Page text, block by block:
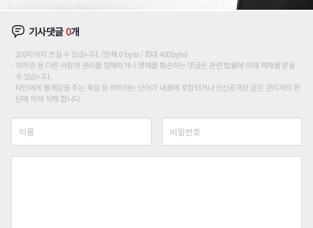
기사댓글0개
200자까지 쓰실 수 있습니다. (현재 0 byte / 최대 400byte)
저작권 등 다른 사람의 권리를 침해하거나 명예를 훼손하는 댓글은 관련 법률에 의해 제재를 받을
수 있습니다.
타인에게 불쾌감을 주는 욕설 등 비하하는 단어가 내용에 포함되거나 인신공격성 글은 관리자의 판
단에 의해 삭제 합니다.